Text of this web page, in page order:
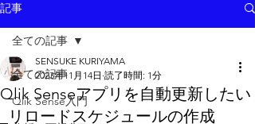
記事
全ての記事
Qlik Sense入門
全ての記事
Qlik Senseアプリを自動更新したい
_リロードスケジュールの作成
SENSUKE KURIYAMA
2023年11月14日 読了時間: 1分